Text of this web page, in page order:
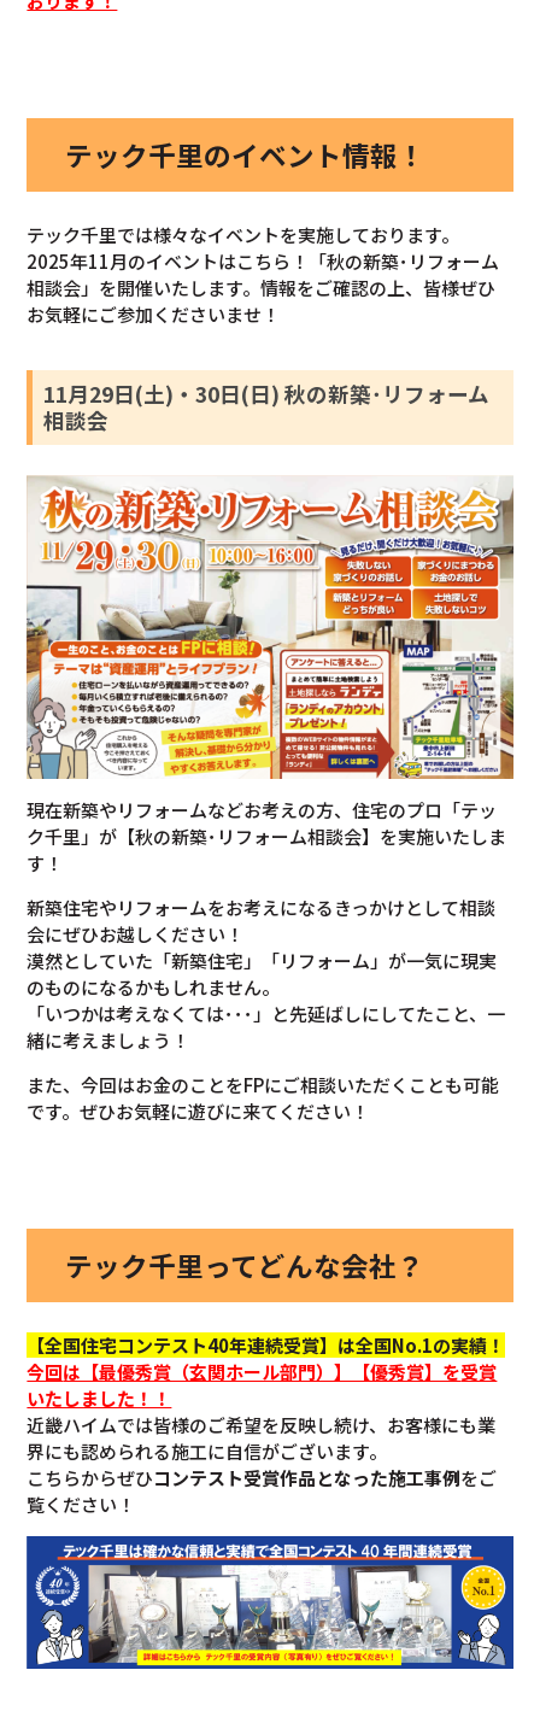
テック千里のイベント情報！
テック千里では様々なイベントを実施しております。
2025年11月のイベントはこちら！「秋の新築･リフォーム
相談会」を開催いたします。情報をご確認の上、皆様ぜひ
お気軽にご参加くださいませ！
11月29日(土)・30日(日) 秋の新築･リフォーム
相談会
現在新築やリフォームなどお考えの方、住宅のプロ「テッ
ク千里」が【秋の新築･リフォーム相談会】を実施いたしま
す！
新築住宅やリフォームをお考えになるきっかけとして相談
会にぜひお越しください！
漠然としていた「新築住宅」「リフォーム」が一気に現実
のものになるかもしれません。
「いつかは考えなくては･･･」と先延ばしにしてたこと、一
緒に考えましょう！
また、今回はお金のことをFPにご相談いただくことも可能
です。ぜひお気軽に遊びに来てください！
テック千里ってどんな会社？
【全国住宅コンテスト40年連続受賞】は全国No.1の実績！
今回は【最優秀賞（玄関ホール部門）】【優秀賞】を受賞
いたしました！！
近畿ハイムでは皆様のご希望を反映し続け、お客様にも業
界にも認められる施工に自信がございます。
こちらからぜひコンテスト受賞作品となった施工事例をご
覧ください！